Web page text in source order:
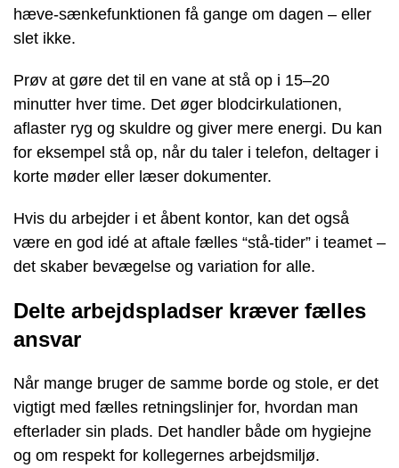
hæve-sænkefunktionen få gange om dagen – eller
slet ikke.
Prøv at gøre det til en vane at stå op i 15–20
minutter hver time. Det øger blodcirkulationen,
aflaster ryg og skuldre og giver mere energi. Du kan
for eksempel stå op, når du taler i telefon, deltager i
korte møder eller læser dokumenter.
Hvis du arbejder i et åbent kontor, kan det også
være en god idé at aftale fælles “stå-tider” i teamet –
det skaber bevægelse og variation for alle.
Delte arbejdspladser kræver fælles
ansvar
Når mange bruger de samme borde og stole, er det
vigtigt med fælles retningslinjer for, hvordan man
efterlader sin plads. Det handler både om hygiejne
og om respekt for kollegernes arbejdsmiljø.